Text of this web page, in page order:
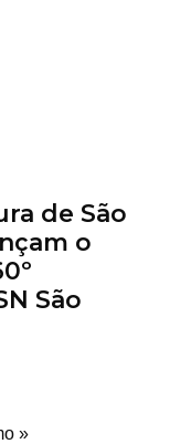
de São
o
São
»